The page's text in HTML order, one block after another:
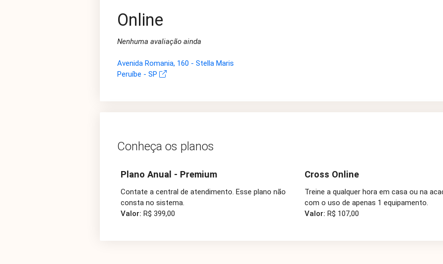
Online
Nenhuma avaliação ainda
Avenida Romania, 160 - Stella Maris
Peruíbe - SP
Conheça os planos
Plano Anual - Premium
Contate a central de atendimento. Esse plano não
consta no sistema.
Valor: R$ 399,00
Cross Online
Treine a qualquer hora em casa ou na
com o uso de apenas 1 equipamento.
Valor: R$ 107,00